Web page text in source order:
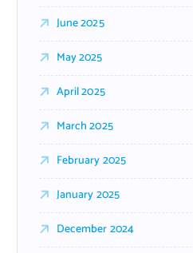
June 2025
May 2025
April 2025
March 2025
February 2025
January 2025
December 2024